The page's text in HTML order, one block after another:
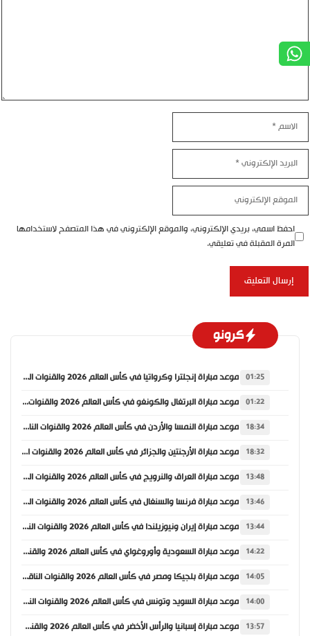
الإلكتروني
الإلكتروني
احفظ اسمي، بريدي الإلكتروني، والموقع الإلكتروني في هذا المتصفح لاستخدامها
المرة المقبلة في تعليقي.
كرونو
01:25 موعد مباراة إنجلترا وكرواتيا في كأس العالم 2026 والقنوات الناقلة
01:22 موعد مباراة البرتغال والكونغو في كأس العالم 2026 والقنوات الناقلة
18:34 موعد مباراة النمسا والأردن في كأس العالم 2026 والقنوات الناقلة
18:32 موعد مباراة الأرجنتين والجزائر في كأس العالم 2026 والقنوات الناقلة
13:48 موعد مباراة العراق والنرويج في كأس العالم 2026 والقنوات الناقلة
13:46 موعد مباراة فرنسا والسنغال في كأس العالم 2026 والقنوات الناقلة
13:44 موعد مباراة إيران ونيوزيلندا في كأس العالم 2026 والقنوات الناقلة
14:22 موعد مباراة السعودية وأوروغواي في كأس العالم 2026 والقنوات الناقلة
14:05 موعد مباراة بلجيكا ومصر في كأس العالم 2026 والقنوات الناقلة
14:00 موعد مباراة السويد وتونس في كأس العالم 2026 والقنوات الناقلة
13:57 موعد مباراة إسبانيا والرأس الأخضر في كأس العالم 2026 والقنوات الناقلة